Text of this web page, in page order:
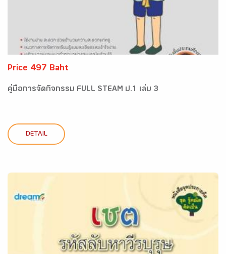
Price 497 Baht
คู่มือการจัดกิจกรรม FULL STEAM ป.1 เล่ม 3
DETAIL